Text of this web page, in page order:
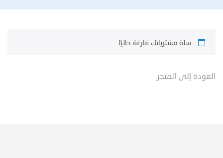
سلة مشترياتك فارغة حاليًا.
العودة إلى المتجر